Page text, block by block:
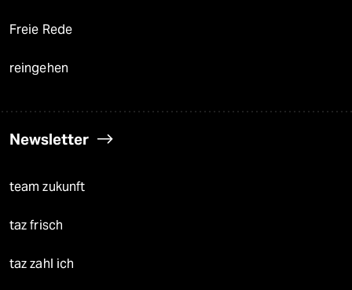
Freie Rede
reingehen
Newsletter
team zukunft
taz frisch
taz zahl ich